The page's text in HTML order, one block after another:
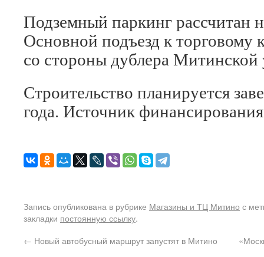
Подземный паркинг рассчитан
Основной подъезд к торговому
со стороны дублера
Строительство планируется
года. Источник
Запись опубликована в рубрике Магазины и ТЦ Митино с
закладки постоянную ссылку.
← Новый автобусный маршрут запустят в Митино